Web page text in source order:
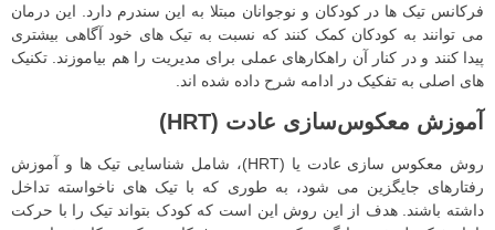
فرکانس تیک ها در کودکان و نوجوانان مبتلا به این سندرم دارد. این درمان
می توانند به کودکان کمک کنند که نسبت به تیک های خود آگاهی بیشتری
پیدا کنند و در کنار آن راهکارهای عملی برای مدیریت را هم بیاموزند. تکنیک
های اصلی به تفکیک در ادامه شرح داده شده اند.
آموزش معکوس‌سازی عادت (HRT)
روش معکوس سازی عادت یا (HRT)، شامل شناسایی تیک ها و آموزش
رفتارهای جایگزین می شود، به طوری که با تیک های ناخواسته تداخل
داشته باشند. هدف از این روش این است که کودک بتواند تیک را با حرکت